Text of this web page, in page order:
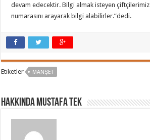
devam edecektir. Bilgi almak isteyen
numarasını arayarak bilgi alabilirler.”dedi.
Etiketler MANŞET
Hakkında Mustafa TEK